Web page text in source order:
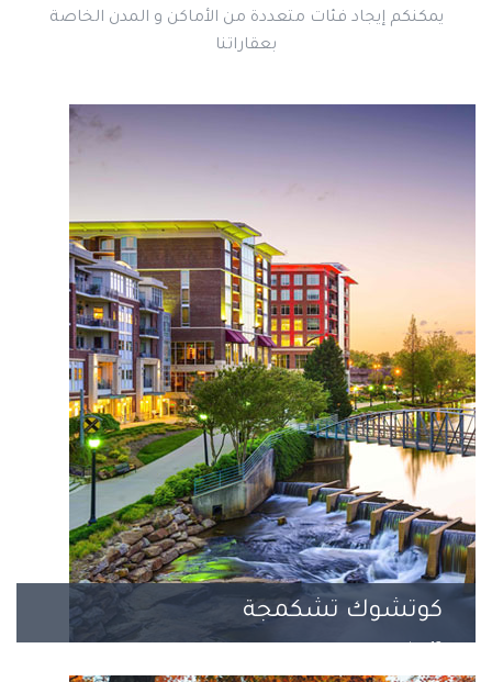
يمكنكم إيجاد فئات متعددة من الأماكن و المدن الخاصة
بعقاراتنا
كوتشوك تشكمجة